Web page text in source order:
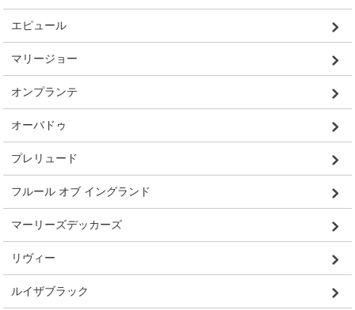
エピュール
マリージョー
オンプランテ
オーバドゥ
プレリュード
フルール オブ イングランド
マーリーズデッカーズ
リヴィー
ルイザブラック